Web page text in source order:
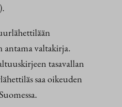
antama valtakirja.
tasavallan
saa oikeuden